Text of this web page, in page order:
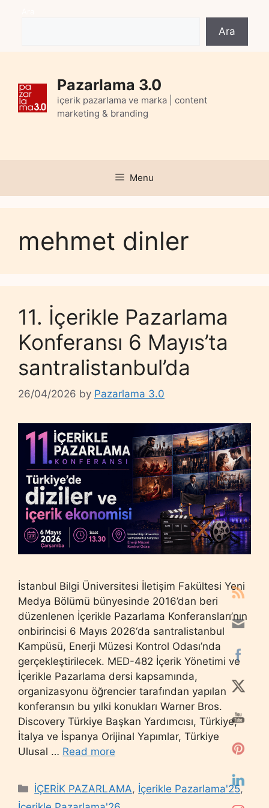
Ara
Pazarlama 3.0
içerik pazarlama ve marka | content
marketing & branding
Menu
mehmet dinler
11. İçerikle Pazarlama
Konferansı 6 Mayıs’ta
santralistanbul’da
26/04/2026 by Pazarlama 3.0
İstanbul Bilgi Üniversitesi İletişim Fakültesi Yeni
Medya Bölümü bünyesinde 2016’dan beri
düzenlenen İçerikle Pazarlama Konferansları’nın
onbirincisi 6 Mayıs 2026‘da santralistanbul
Kampüsü, Enerji Müzesi Kontrol Odası’nda
gerçekleştirilecek. MED-482 İçerik Yönetimi ve
İçerikle Pazarlama dersi kapsamında,
organizasyonu öğrencier tarafından yapılan
konferansın bu yılki konukları Warner Bros.
Discovery Türkiye Başkan Yardımcısı, Türkiye,
İtalya ve İspanya Orijinal Yapımlar, Türkiye
Ulusal … Read more
Categories
İÇERİK PAZARLAMA, İçerikle Pazarlama'25,